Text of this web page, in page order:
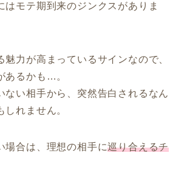
はモテ期到来のジンクスがありま
魅力が高まっているサインなので、
あるかも…。
ない相手から、突然告白されるなん
しれません。
場合は、理想の相手に巡り合えるチ